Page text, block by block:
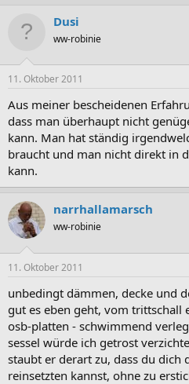
Dusi
ww-robinie
11. Oktober 2011
Aus meiner bescheidenen
dass man überhaupt nicht
kann. Man hat ständig
braucht und man nicht direkt in
kann.
narrhallamarsch
ww-robinie
11. Oktober 2011
unbedingt dämmen, decke und
gut es eben geht, vom trittschall
osb-platten - schwimmend
sessel würde ich getrost
staubt er derart zu, dass du dich
reinsetzten kannst, ohne zu